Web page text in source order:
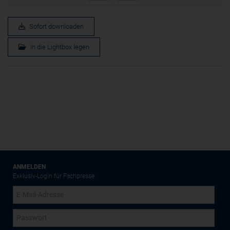
Sofort downloaden
In die Lightbox legen
ANMELDEN
Exklusiv-Login für Fachpresse:
powrio.com